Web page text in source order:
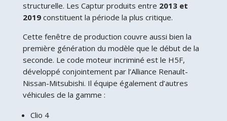
structurelle. Les Captur produits entre 2013 et
2019constituent la période la plus critique.
Cette fenêtre de production couvre aussi bien la
première génération du modèle que le début de la
seconde. Le code moteur incriminé est le H5F,
développé conjointement par l’Alliance Renault-
Nissan-Mitsubishi. Il équipe également d’autres
véhicules de la gamme :
Clio 4